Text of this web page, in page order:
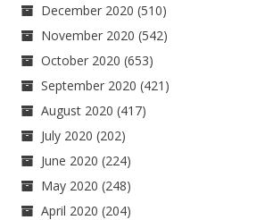
December 2020 (510)
November 2020 (542)
October 2020 (653)
September 2020 (421)
August 2020 (417)
July 2020 (202)
June 2020 (224)
May 2020 (248)
April 2020 (204)